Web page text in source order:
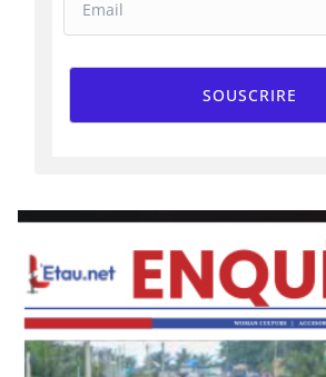
SOUSCRIRE